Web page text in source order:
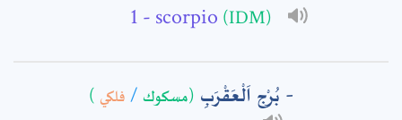
- scorpio (IDM)
بُرْج اَلْعَقْرَبِ (مسكوك / فلكي )
Comment: *